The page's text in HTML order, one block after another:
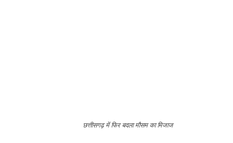
छत्तीसगढ़ में फिर बदला मौसम का मिजाज